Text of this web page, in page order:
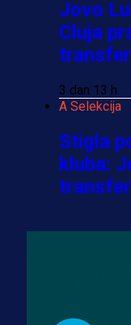
Jovo
Cluja
3 dan 13 h
A Selekcija
Stigla
kluba:
dres BiH!